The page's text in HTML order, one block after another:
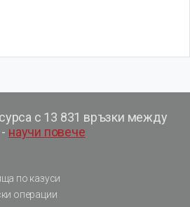
с 13 831 връзки между
научи повече
по казуси
операции